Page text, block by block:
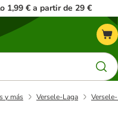
1,99 € a partir de 29 €
y más Versele-Laga